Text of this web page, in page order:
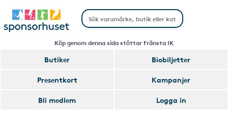
Köp genom denna sida stöttar Fränsta IK
Butiker
Biobiljetter
Presentkort
Kampanjer
Bli medlem
Logga in